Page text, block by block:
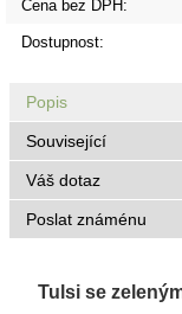
Cena bez DPH:
Dostupnost:
Popis
Související
Váš dotaz
Poslat známénu
Tulsi se